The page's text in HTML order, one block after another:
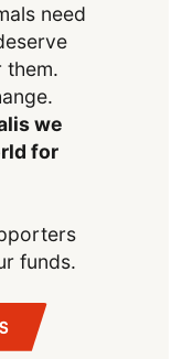
need
them.
we
for
funds.